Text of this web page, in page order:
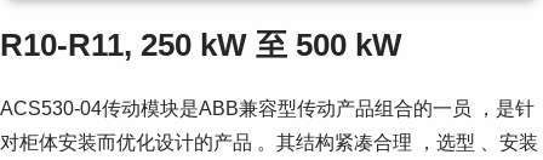
服务
Where to buy
联系我们
R10-R11, 250 kW 至 500 kW
ACS530-04传动模块是ABB兼容型传动产品组合的一员 ，是针
对柜体安装而优化设计的产品 。其结构紧凑合理 ，选型 、安装